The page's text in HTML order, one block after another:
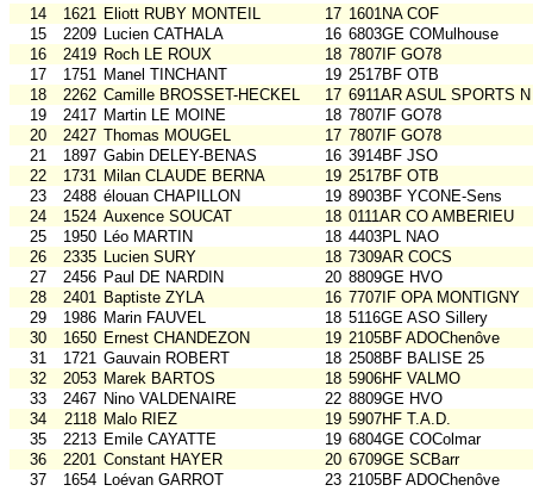
14
1621 Eliott RUBY MONTEIL 17 1601NA COF
15
2209 Lucien CATHALA 16 6803GE COMulhouse
16
2419 Roch LE ROUX 18 7807IF GO78
17
1751 Manel TINCHANT 19 2517BF OTB
18
2262 Camille BROSSET-HECKEL 17 6911AR ASUL SPORTS
19
2417 Martin LE MOINE 18 7807IF GO78
20
2427 Thomas MOUGEL 17 7807IF GO78
21
1897 Gabin DELEY-BENAS 16 3914BF JSO
22
1731 Milan CLAUDE BERNA 19 2517BF OTB
23
2488 élouan CHAPILLON 19 8903BF YCONE-Sens
24
1524 Auxence SOUCAT 18 0111AR CO AMBERIEU
25
1950 Léo MARTIN 18 4403PL NAO
26
2335 Lucien SURY 18 7309AR COCS
27
2456 Paul DE NARDIN 20 8809GE HVO
28
2401 Baptiste ZYLA 16 7707IF OPA MONTIGNY
29
1986 Marin FAUVEL 18 5116GE ASO Sillery
30
1650 Ernest CHANDEZON 19 2105BF ADOChenôve
31
1721 Gauvain ROBERT 18 2508BF BALISE 25
32
2053 Marek BARTOS 18 5906HF VALMO
33
2467 Nino VALDENAIRE 22 8809GE HVO
34
2118 Malo RIEZ 19 5907HF T.A.D.
35
2213 Emile CAYATTE 19 6804GE COColmar
36
2201 Constant HAYER 20 6709GE SCBarr
37
1654 Loévan GARROT 23 2105BF ADOChenôve